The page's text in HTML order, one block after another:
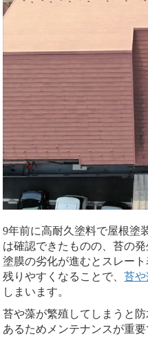
9年前に高耐久塗料で屋根塗
は確認できたものの、苔の
塗膜の劣化が進むとスレー
残りやすくなることで、苔や
しまいます。
苔や藻が繁殖してしまうと
あるためメンテナンスが重要